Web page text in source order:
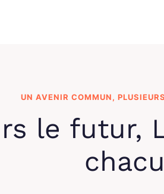
UN AVENIR COMMUN,
le futur,